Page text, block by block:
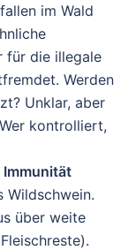
im Wald
für die illegale
Werden
Unklar, aber
kontrolliert,
Immunität
Wildschwein.
über weite